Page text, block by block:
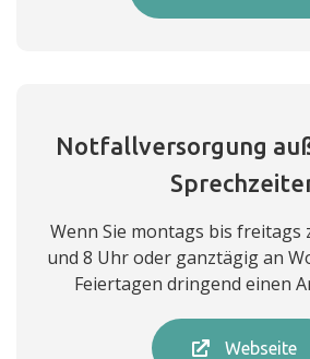
Notfallversorgung
Wenn Sie montags bis freitags
und 8 Uhr oder ganztägig an
Feiertagen dringend einen
Webseite